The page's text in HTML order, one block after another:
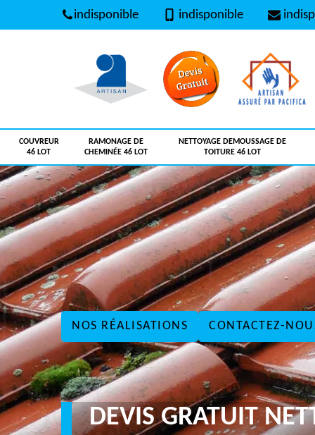
indisponible indisponible
COUVREUR
46 LOT
RAMONAGE DE
CHEMINÉE 46 LOT
NETTOYAGE DEMOUSSAGE DE
TOITURE 46 LOT
NOS RÉALISATIONS CONTACTEZ-
DEVIS GRATUIT